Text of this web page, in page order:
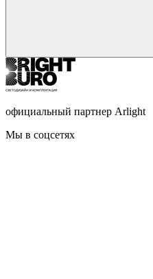
официальный партнер Arlight
Мы в соцсетях